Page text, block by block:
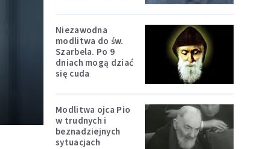
Niezawodna
modlitwa do św.
Szarbela. Po 9
dniach mogą dziać
się cuda
Modlitwa ojca Pio
w trudnych i
beznadziejnych
sytuacjach